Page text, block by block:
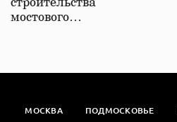
строительства
мостового…
МОСКВА ПОДМОСКОВЬЕ